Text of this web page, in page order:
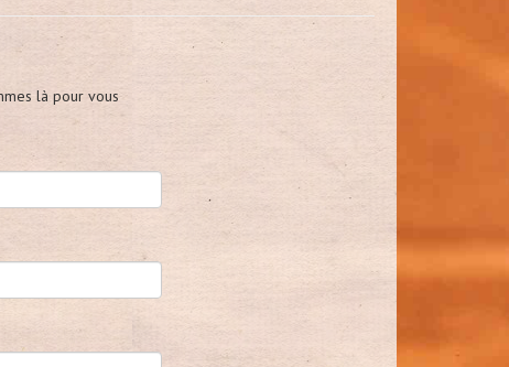
là pour vous